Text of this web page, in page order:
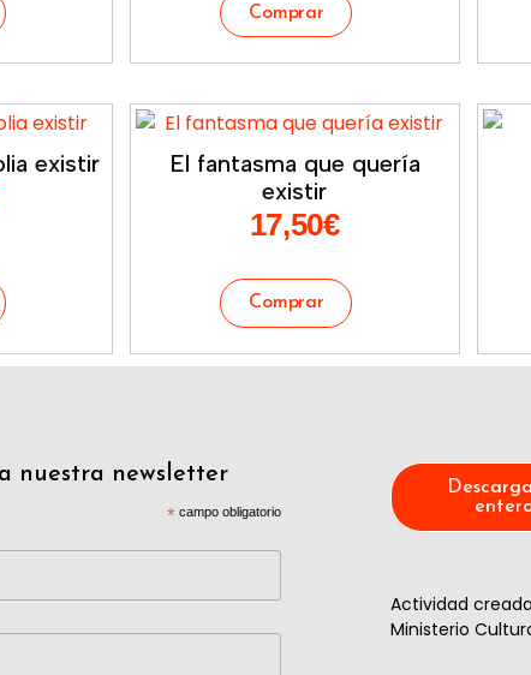
existir
El fantasma que quería
existir
17,50€
nuestra newsletter
* campo obligatorio
Actividad
Ministerio